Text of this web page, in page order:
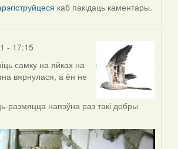
каб пакідаць каментары.
- 17:15
самку на яйках на
вярнулася, а ён не
размяцца напэўна раз такі добры